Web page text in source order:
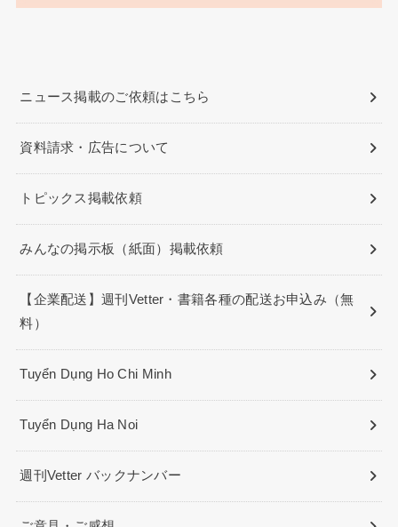
ニュース掲載のご依頼はこちら
資料請求・広告について
トピックス掲載依頼
みんなの掲示板（紙面）掲載依頼
【企業配送】週刊Vetter・書籍各種の配送お申込み（無
料）
Tuyển Dụng Ho Chi Minh
Tuyển Dụng Ha Noi
週刊Vetter バックナンバー